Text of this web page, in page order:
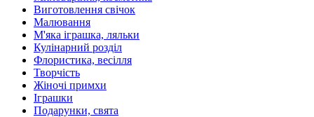
Виготовлення свічок
Малювання
М'яка іграшка, ляльки
Кулінарний розділ
Флористика, весілля
Творчість
Жіночі примхи
Іграшки
Подарунки, свята